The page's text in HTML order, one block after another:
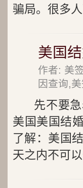
骗局。很多
美国
作者: 美
因查询,
先不要
美国美国结
了解：美国
天之内不可